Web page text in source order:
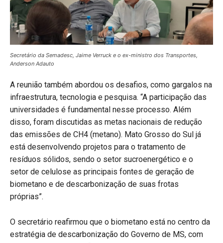
Secretário da Semadesc, Jaime Verruck e o ex-ministro dos Transportes,
Anderson Adauto
A reunião também abordou os desafios, como gargalos na
infraestrutura, tecnologia e pesquisa. “A participação das
universidades é fundamental nesse processo. Além
disso, foram discutidas as metas nacionais de redução
das emissões de CH4 (metano). Mato Grosso do Sul já
está desenvolvendo projetos para o tratamento de
resíduos sólidos, sendo o setor sucroenergético e o
setor de celulose as principais fontes de geração de
biometano e de descarbonização de suas frotas
próprias”.
O secretário reafirmou que o biometano está no centro da
estratégia de descarbonização do Governo de MS, com